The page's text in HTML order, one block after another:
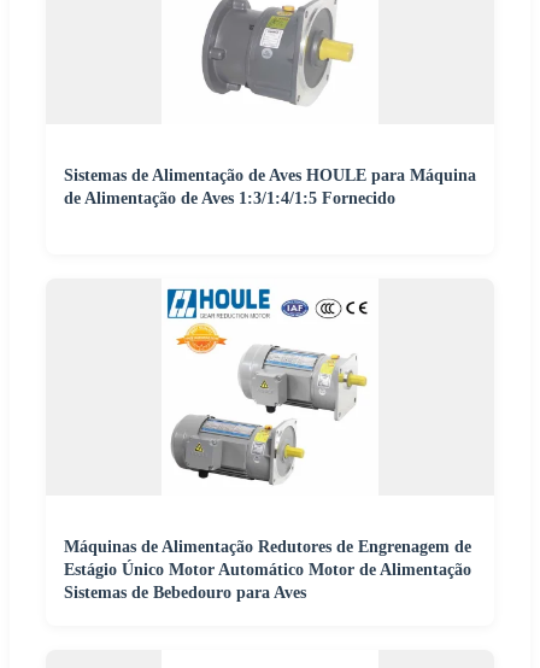
Sistemas de Alimentação de Aves HOULE para Máquina
de Alimentação de Aves 1:3/1:4/1:5 Fornecido
Máquinas de Alimentação Redutores de Engrenagem de
Estágio Único Motor Automático Motor de Alimentação
Sistemas de Bebedouro para Aves